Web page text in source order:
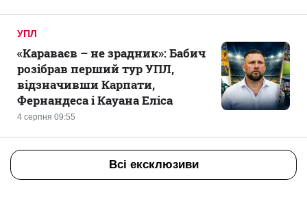
УПЛ
4 серпня 09:55
«Караваєв – не зрадник»: Бабич
розібрав перший тур УПЛ,
відзначивши Карпати,
Фернандеса і Кауана Еліса
Всі ексклюзиви